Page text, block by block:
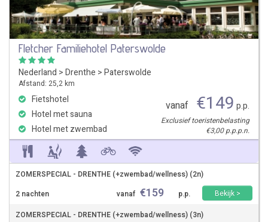
Fletcher Familiehotel Paterswolde
Nederland >Drenthe >Paterswolde
Afstand: 25,2 km
Fietshotel
Hotel met sauna
Hotel met zwembad
vanaf €149 p.p.
Exclusief toeristenbelasting
€3,00 p.p.p.n.
ZOMERSPECIAL - DRENTHE (+zwembad/wellness) (2n)
2 nachten
vanaf €159 p.p.
Bekijk >
ZOMERSPECIAL - DRENTHE (+zwembad/wellness) (3n)